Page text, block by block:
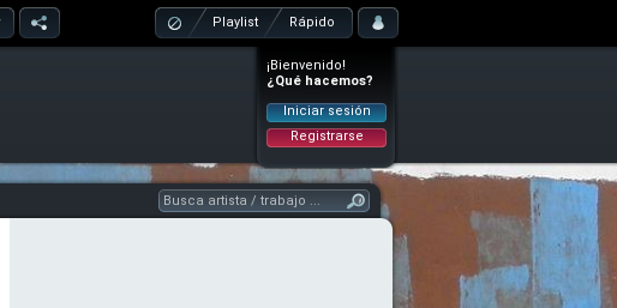
Playlist Rápido
¡Bienvenido!
¿Qué hacemos?
Iniciar sesión
Registrarse